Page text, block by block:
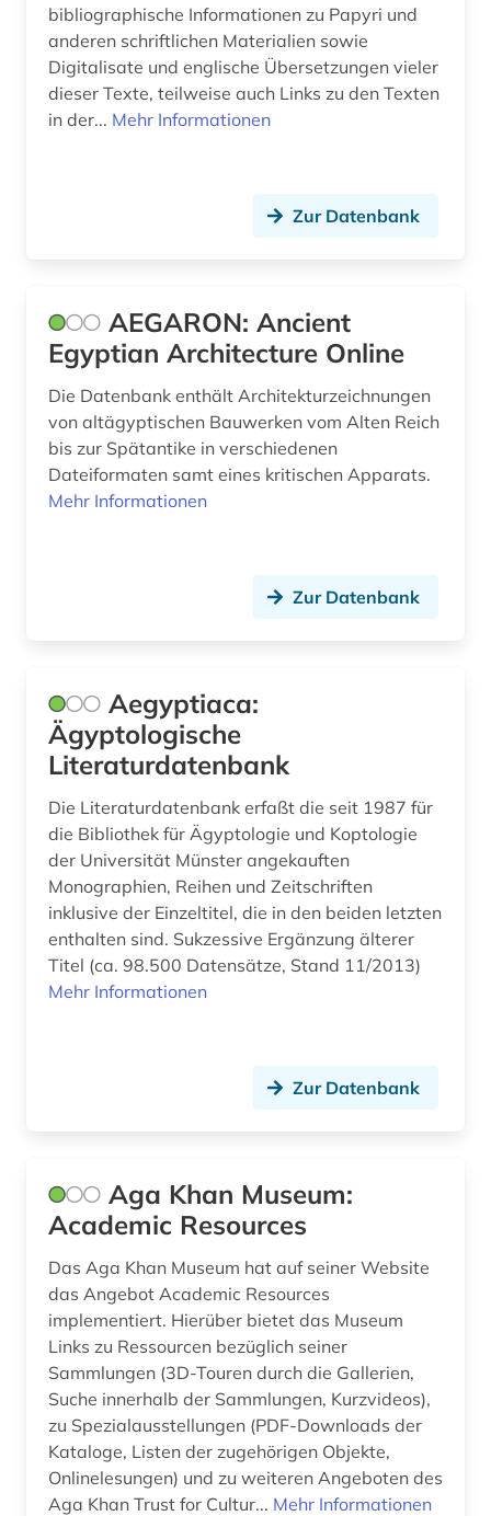
bulgarien (1)
bunker (2)
christentum (1)
darstellende kunst (1)
datensammlung (1)
denkmalpflege (4)
denkmalschutz (1)
depotfund (1)
design (3)
deutsch (1)
deutschland (5)
deutschland (ddr) (1)
deutschsprachige gemeinschaft (1)
digitalisat (1)
digitalisierung (1)
discovery service (1)
dissertation (2)
dokument (2)
dunhuang (1)
dunhuang-handschriften (1)
dänemark (2)
bibliographische Informationen zu Papyri und
anderen schriftlichen Materialien sowie
Digitalisate und englische Übersetzungen vieler
dieser Texte, teilweise auch Links zu den Texten
in der... Mehr Informationen
Zur Datenbank
AEGARON: Ancient
Egyptian Architecture Online
Die Datenbank enthält Architekturzeichnungen
von altägyptischen Bauwerken vom Alten Reich
bis zur Spätantike in verschiedenen
Dateiformaten samt eines kritischen Apparats.
Mehr Informationen
Zur Datenbank
Aegyptiaca:
Ägyptologische
Literaturdatenbank
Die Literaturdatenbank erfaßt die seit 1987 für
die Bibliothek für Ägyptologie und Koptologie
der Universität Münster angekauften
Monographien, Reihen und Zeitschriften
inklusive der Einzeltitel, die in den beiden letzten
enthalten sind. Sukzessive Ergänzung älterer
Titel (ca. 98.500 Datensätze, Stand 11/2013)
Mehr Informationen
Zur Datenbank
Aga Khan Museum:
Academic Resources
Das Aga Khan Museum hat auf seiner Website
das Angebot Academic Resources
implementiert. Hierüber bietet das Museum
Links zu Ressourcen bezüglich seiner
Sammlungen (3D-Touren durch die Gallerien,
Suche innerhalb der Sammlungen, Kurzvideos),
zu Spezialausstellungen (PDF-Downloads der
Kataloge, Listen der zugehörigen Objekte,
Onlinelesungen) und zu weiteren Angeboten des
Aga Khan Trust for Cultur... Mehr Informationen